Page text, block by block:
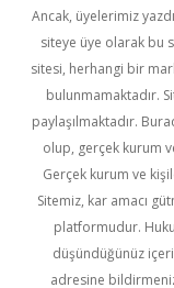
Ancak, üyelerimiz
siteye üye olarak bu
sitesi, herhangi bir
bulunmamaktadır.
paylaşılmaktadır.
olup, gerçek kurum
Gerçek kurum ve
Sitemiz, kar amacı
platformudur.
düşündüğünüz
adresine